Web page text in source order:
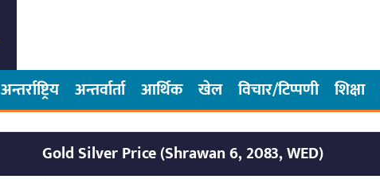
अन्तर्राष्ट्रिय अन्तर्वार्ता आर्थिक खेल विचार/टिप्पणी शिक्षा
Gold Silver Price (Shrawan 6, 2083, WED)